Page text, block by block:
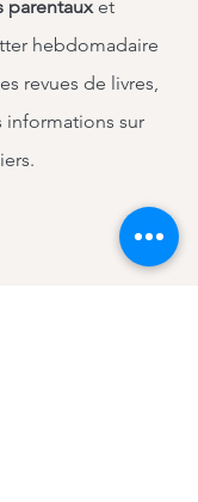
maman de
parentauxet
hebdomadaire
revues de livres,
informations sur